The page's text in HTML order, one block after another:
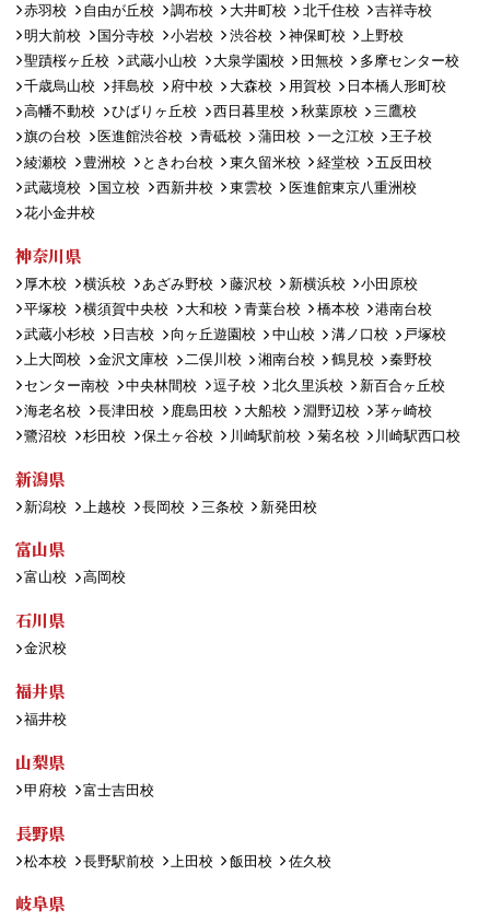
赤羽校 自由が丘校 調布校 大井町校 北千住校
吉祥寺校
明大前校
国分寺校 小岩校 渋谷校 神保町校
上野校
聖蹟桜ヶ丘校
武蔵小山校 大泉学園校 田無校
多摩センター校
千歳烏山校
拝島校 府中校 大森校 用賀校
日本橋人形町校
高幡不動校
ひばりヶ丘校 西日暮里校 秋葉原校
三鷹校
旗の台校
医進館渋谷校 青砥校 蒲田校 一之江校
王子校
綾瀬校
豊洲校 ときわ台校 東久留米校 経堂校
五反田校
武蔵境校
国立校 西新井校 東雲校
医進館東京八重洲校
花小金井校
神奈川県
厚木校 横浜校 あざみ野校 藤沢校 新横浜校
小田原校
平塚校
横須賀中央校 大和校 青葉台校 橋本校
港南台校
武蔵小杉校
日吉校 向ヶ丘遊園校 中山校 溝ノ口校
戸塚校
上大岡校
金沢文庫校 二俣川校 湘南台校 鶴見校
秦野校
センター南校
中央林間校 逗子校 北久里浜校
新百合ヶ丘校
海老名校
長津田校 鹿島田校 大船校 淵野辺校
茅ヶ崎校
鷺沼校
杉田校 保土ヶ谷校 川崎駅前校 菊名校 川崎駅西口校
新潟県
新潟校 上越校 長岡校 三条校 新発田校
富山県
富山校 高岡校
石川県
金沢校
福井県
福井校
山梨県
甲府校 富士吉田校
長野県
松本校 長野駅前校 上田校 飯田校 佐久校
岐阜県